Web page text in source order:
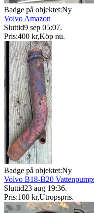
Badge på objektet:Ny
Volvo Amazon
Sluttid9 sep 05:07.
Pris:400 kr,Köp nu.
Badge på objektet:Ny
Volvo B18-B20
Sluttid23 aug 19:36.
Pris:100 kr,Utropspris.